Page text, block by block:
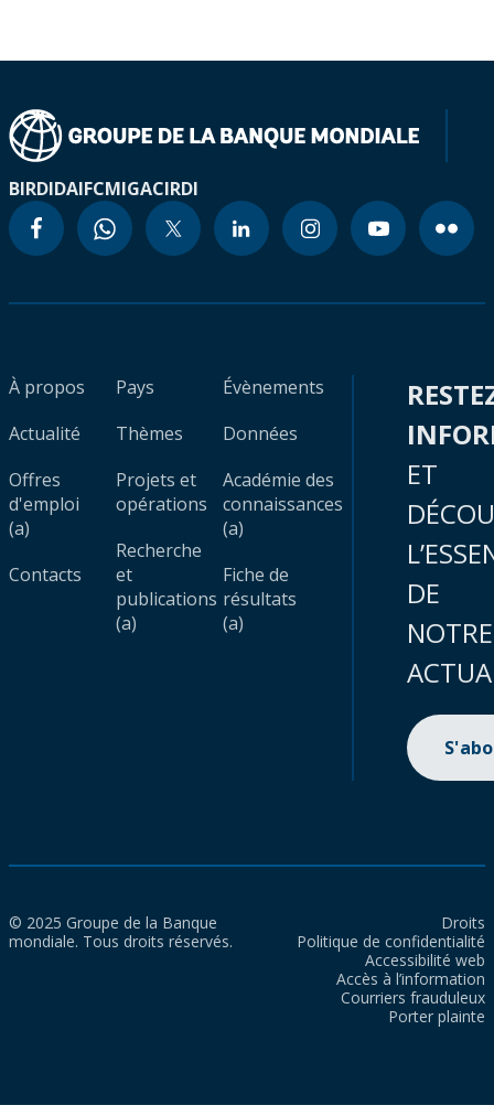
BIRDIDAIFCMIGACIRDI
À propos
Actualité
Offres
d'emploi
(a)
Contacts
Pays
Thèmes
Projets et
opérations
Recherche
et
publications
(a)
Évènements
Données
Académie des
connaissances
(a)
Fiche de
résultats
(a)
ET
DE
NOTRE
© 2025 Groupe de la Banque
mondiale. Tous droits réservés.
Droits
Politique de confidentialité
Accessibilité web
Accès à l’information
Courriers frauduleux
Porter plainte